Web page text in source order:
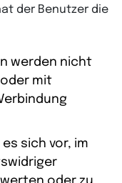
der Benutzer die
werden nicht
mit
sich vor, im